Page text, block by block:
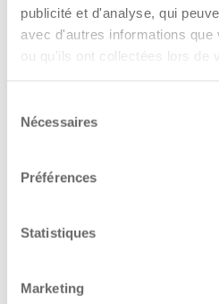
publicité et d'analyse, qui
avec d'autres informations que
ou qu'ils ont collectées lors de
Nécessaires
Préférences
Statistiques
Marketing
Has a vehicle registered
province:
Diplômes et
Formations / certifications
permis de conduire
permis de conduire
The owner-operator